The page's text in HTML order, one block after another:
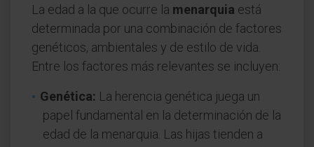
La edad a la que ocurre la menarquia está
determinada por una combinación de factores
genéticos, ambientales y de estilo de vida.
Entre los factores más relevantes se incluyen:
Genética: La herencia genética juega un
papel fundamental en la determinación de la
edad de la menarquia. Las hijas tienden a